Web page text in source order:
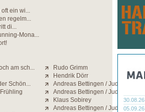
ein wi...
regelm...
di...
Mona...
am sch...
Rudo Grimm
Hendrik Dörr
Schön...
Andreas Bettingen / Judith Strack
Andreas Bettingen / Judith Strack
Klaus Sobirey
Andreas Bettingen / Judith Strack
30.08.26
05.09.26